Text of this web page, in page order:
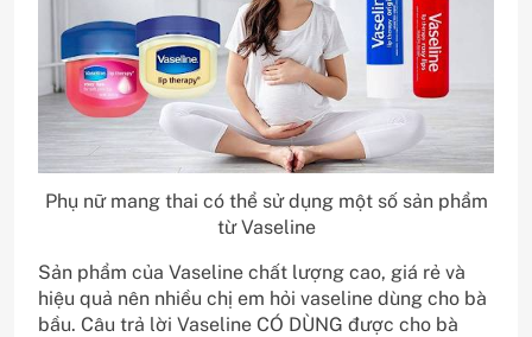
Phụ nữ mang thai có thể sử dụng một số sản phẩm
từ Vaseline
Sản phẩm của Vaseline chất lượng cao, giá rẻ và
hiệu quả nên nhiều chị em hỏi vaseline dùng cho bà
bầu. Câu trả lời Vaseline CÓ DÙNG được cho bà